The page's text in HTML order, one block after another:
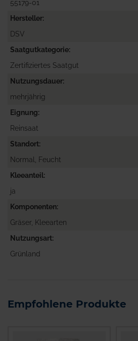
55179-01
Hersteller
DSV
Saatgutkategorie
Zertifiziertes Saatgut
Nutzungsdauer
mehrjährig
Eignung
Reinsaat
Standort
Normal, Feucht
Kleeanteil
ja
Komponenten
Gräser, Kleearten
Nutzungsart
Grünland
Empfohlene Produkte